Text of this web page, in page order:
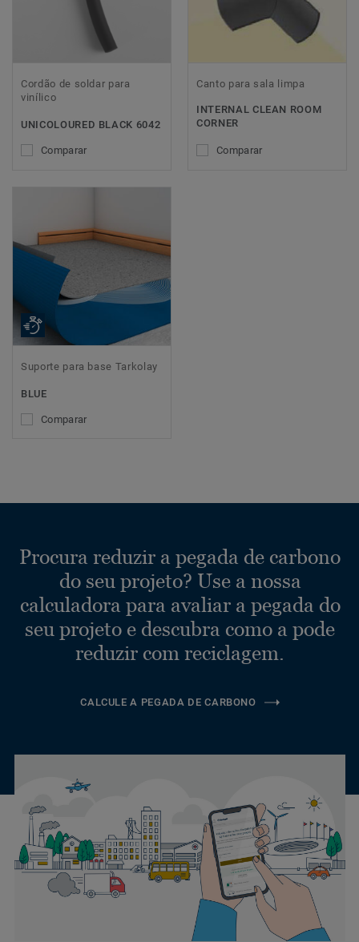
Cordão de soldar para
vinílico
UNICOLOURED BLACK 6042
Comparar
Canto para sala limpa
INTERNAL CLEAN ROOM
CORNER
Comparar
Suporte para base Tarkolay
BLUE
Comparar
Procura reduzir a pegada de carbono
do seu projeto? Use a nossa
calculadora para avaliar a pegada do
seu projeto e descubra como a pode
reduzir com reciclagem.
CALCULE A PEGADA DE CARBONO